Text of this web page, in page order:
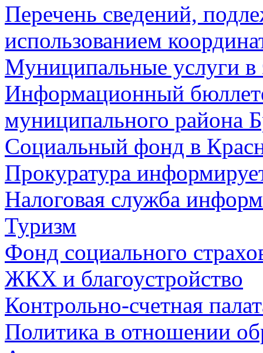
Перечень сведений,
использованием
Муниципальные услуги в
Информационный
муниципального района
Социальный фонд в
Прокуратура
Налоговая служба
Туризм
Фонд социального
ЖКХ и благоустройство
Контрольно-счетная
Политика в отношении